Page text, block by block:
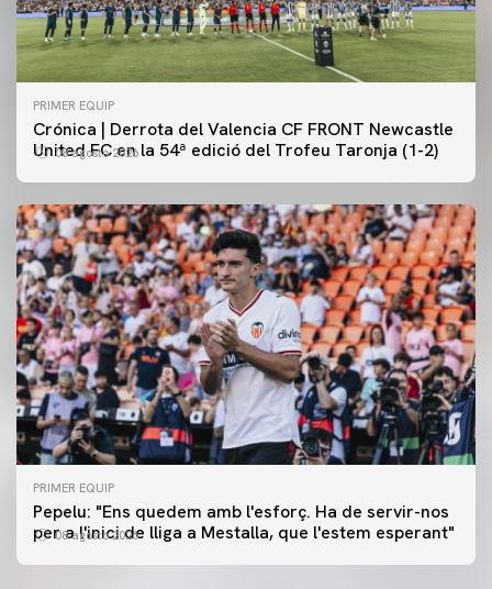
PRIMER EQUIP
Crónica | Derrota del Valencia CF FRONT Newcastle
United FC en la 54ª edició del Trofeu Taronja (1-2)
08 agosto 2026
PRIMER EQUIP
Pepelu: "Ens quedem amb l'esforç. Ha de servir-nos
per a l'inici de lliga a Mestalla, que l'estem esperant"
08 agosto 2026
PRIMER EQUIP
📸 #ValenciaNUFC
PRIMER EQUIP
MESTALLA 📍